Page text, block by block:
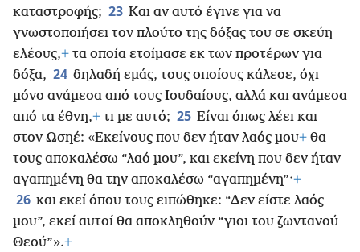
καταστροφής; 23 Και αν αυτό έγινε για να
γνωστοποιήσει τον πλούτο της δόξας του σε σκεύη
ελέους,+ τα οποία ετοίμασε εκ των προτέρων για
δόξα, 24 δηλαδή εμάς, τους οποίους κάλεσε, όχι
μόνο ανάμεσα από τους Ιουδαίους, αλλά και ανάμεσα
από τα έθνη,+ τι με αυτό; 25 Είναι όπως λέει και
στον Ωσηέ: «Εκείνους που δεν ήταν λαός μου+ θα
τους αποκαλέσω “λαό μου”, και εκείνη που δεν ήταν
αγαπημένη θα την αποκαλέσω “αγαπημένη”·+
26 και εκεί όπου τους ειπώθηκε: “Δεν είστε λαός
μου”, εκεί αυτοί θα αποκληθούν “γιοι του ζωντανού
Θεού”».+